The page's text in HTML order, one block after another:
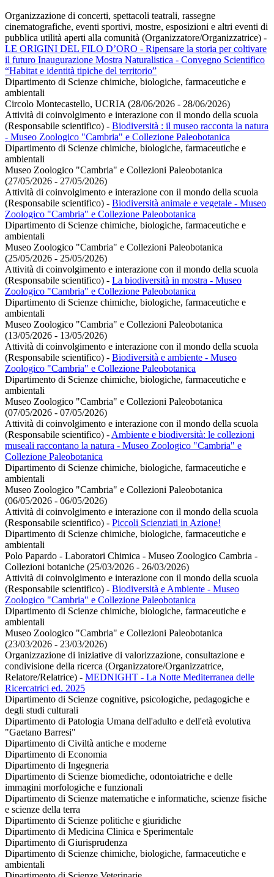
Organizzazione di concerti, spettacoli teatrali, rassegne
cinematografiche, eventi sportivi, mostre, esposizioni e altri eventi di
pubblica utilità aperti alla comunità (Organizzatore/Organizzatrice) -
LE ORIGINI DEL FILO D’ORO - Ripensare la storia per coltivare
il futuro Inaugurazione Mostra Naturalistica - Convegno Scientifico
“Habitat e identità tipiche del territorio”
Dipartimento di Scienze chimiche, biologiche, farmaceutiche e
ambientali
Circolo Montecastello, UCRIA (28/06/2026 - 28/06/2026)
Attività di coinvolgimento e interazione con il mondo della scuola
(Responsabile scientifico) - Biodiversità : il museo racconta la natura
- Museo Zoologico "Cambria" e Collezione Paleobotanica
Dipartimento di Scienze chimiche, biologiche, farmaceutiche e
ambientali
Museo Zoologico "Cambria" e Collezioni Paleobotanica
(27/05/2026 - 27/05/2026)
Attività di coinvolgimento e interazione con il mondo della scuola
(Responsabile scientifico) - Biodiversità animale e vegetale - Museo
Zoologico "Cambria" e Collezione Paleobotanica
Dipartimento di Scienze chimiche, biologiche, farmaceutiche e
ambientali
Museo Zoologico "Cambria" e Collezioni Paleobotanica
(25/05/2026 - 25/05/2026)
Attività di coinvolgimento e interazione con il mondo della scuola
(Responsabile scientifico) - La biodiversità in mostra - Museo
Zoologico "Cambria" e Collezione Paleobotanica
Dipartimento di Scienze chimiche, biologiche, farmaceutiche e
ambientali
Museo Zoologico "Cambria" e Collezioni Paleobotanica
(13/05/2026 - 13/05/2026)
Attività di coinvolgimento e interazione con il mondo della scuola
(Responsabile scientifico) - Biodiversità e ambiente - Museo
Zoologico "Cambria" e Collezione Paleobotanica
Dipartimento di Scienze chimiche, biologiche, farmaceutiche e
ambientali
Museo Zoologico "Cambria" e Collezioni Paleobotanica
(07/05/2026 - 07/05/2026)
Attività di coinvolgimento e interazione con il mondo della scuola
(Responsabile scientifico) - Ambiente e biodiversità: le collezioni
museali raccontano la natura - Museo Zoologico "Cambria" e
Collezione Paleobotanica
Dipartimento di Scienze chimiche, biologiche, farmaceutiche e
ambientali
Museo Zoologico "Cambria" e Collezioni Paleobotanica
(06/05/2026 - 06/05/2026)
Attività di coinvolgimento e interazione con il mondo della scuola
(Responsabile scientifico) - Piccoli Scienziati in Azione!
Dipartimento di Scienze chimiche, biologiche, farmaceutiche e
ambientali
Polo Papardo - Laboratori Chimica - Museo Zoologico Cambria -
Collezioni botaniche (25/03/2026 - 26/03/2026)
Attività di coinvolgimento e interazione con il mondo della scuola
(Responsabile scientifico) - Biodiversità e Ambiente - Museo
Zoologico "Cambria" e Collezione Paleobotanica
Dipartimento di Scienze chimiche, biologiche, farmaceutiche e
ambientali
Museo Zoologico "Cambria" e Collezioni Paleobotanica
(23/03/2026 - 23/03/2026)
Organizzazione di iniziative di valorizzazione, consultazione e
condivisione della ricerca (Organizzatore/Organizzatrice,
Relatore/Relatrice) - MEDNIGHT - La Notte Mediterranea delle
Ricercatrici ed. 2025
Dipartimento di Scienze cognitive, psicologiche, pedagogiche e
degli studi culturali
Dipartimento di Patologia Umana dell'adulto e dell'età evolutiva
"Gaetano Barresi"
Dipartimento di Civiltà antiche e moderne
Dipartimento di Economia
Dipartimento di Ingegneria
Dipartimento di Scienze biomediche, odontoiatriche e delle
immagini morfologiche e funzionali
Dipartimento di Scienze matematiche e informatiche, scienze fisiche
e scienze della terra
Dipartimento di Scienze politiche e giuridiche
Dipartimento di Medicina Clinica e Sperimentale
Dipartimento di Giurisprudenza
Dipartimento di Scienze chimiche, biologiche, farmaceutiche e
ambientali